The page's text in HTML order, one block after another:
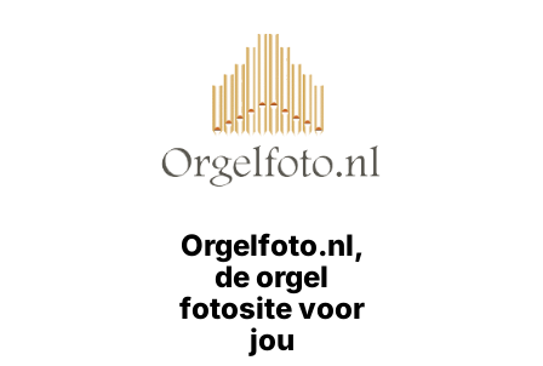
Orgelfoto.nl,
de orgel
fotosite voor
jou